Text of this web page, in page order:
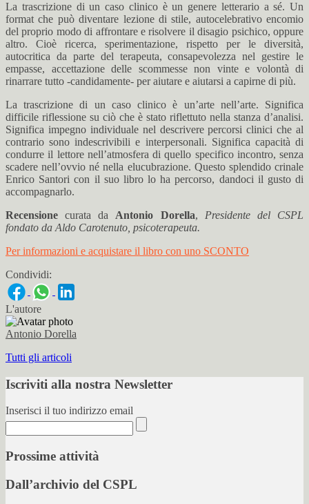
La trascrizione di un caso clinico è un genere letterario a sé. Un
format che può diventare lezione di stile, autocelebrativo encomio
del proprio modo di affrontare e risolvere il disagio psichico, oppure
altro. Cioè ricerca, sperimentazione, rispetto per le diversità,
autocritica da parte del terapeuta, consapevolezza nel gestire le
empasse, accettazione delle scommesse non vinte e volontà di
rinarrare tutto -candidamente- per aiutare e aiutarsi a capirne di più.
La trascrizione di un caso clinico è un’arte nell’arte. Significa
difficile riflessione su ciò che è stato riflettuto nella stanza d’analisi.
Significa impegno individuale nel descrivere percorsi clinici che al
contrario sono indescrivibili e interpersonali. Significa capacità di
condurre il lettore nell’atmosfera di quello specifico incontro, senza
scadere nell’ovvio né nella elucubrazione. Questo splendido crinale
Enrico Santori con il suo libro lo ha percorso, dandoci il gusto di
accompagnarlo.
Recensione curata da Antonio Dorella, Presidente del CSPL
fondato da Aldo Carotenuto, psicoterapeuta.
Per informazioni e acquistare il libro con uno SCONTO
Condividi:
L'autore
Antonio Dorella
Tutti gli articoli
Iscriviti alla nostra Newsletter
Inserisci il tuo indirizzo email
Prossime attività
Dall’archivio del CSPL